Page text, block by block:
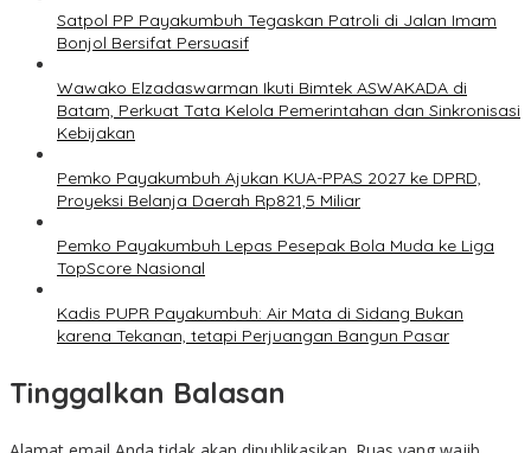
Satpol PP Payakumbuh Tegaskan Patroli di Jalan Imam
Bonjol Bersifat Persuasif
Wawako Elzadaswarman Ikuti Bimtek ASWAKADA di
Batam, Perkuat Tata Kelola Pemerintahan dan Sinkronisasi
Kebijakan
Pemko Payakumbuh Ajukan KUA-PPAS 2027 ke DPRD,
Proyeksi Belanja Daerah Rp821,5 Miliar
Pemko Payakumbuh Lepas Pesepak Bola Muda ke Liga
TopScore Nasional
Kadis PUPR Payakumbuh: Air Mata di Sidang Bukan
karena Tekanan, tetapi Perjuangan Bangun Pasar
Tinggalkan Balasan